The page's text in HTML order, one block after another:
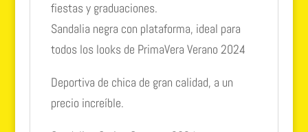
fiestas y graduaciones.
Sandalia negra con plataforma, ideal para
todos los looks de PrimaVera Verano 2024
Deportiva de chica de gran calidad, a un
precio increíble.